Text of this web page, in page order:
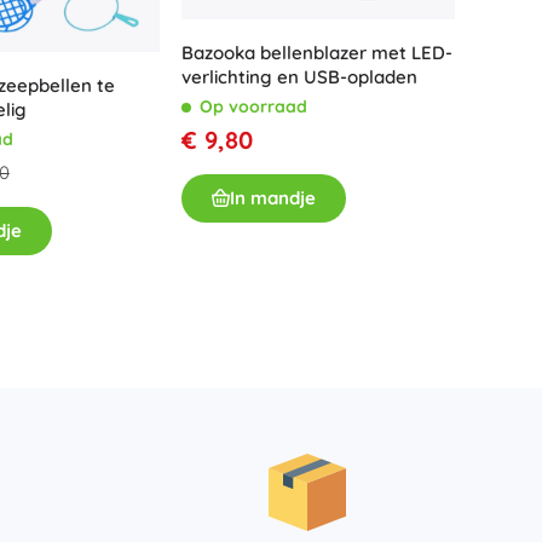
Voor meisjes
Handtasjes
te
Bazooka bellenblazer met LED-
verlichting en USB-opladen
Op voorraad
€ 9,80
In mandje